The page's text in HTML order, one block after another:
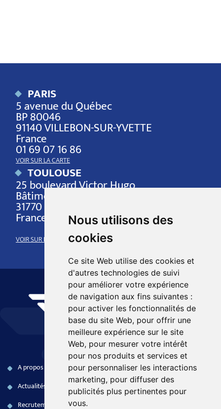
Nous utilisons des
cookies
Ce site Web utilise des cookies et
d'autres technologies de suivi
pour améliorer votre expérience
de navigation aux fins suivantes :
pour activer les fonctionnalités de
base du site Web, pour offrir une
meilleure expérience sur le site
Web, pour mesurer votre intérêt
pour nos produits et services et
pour personnaliser les interactions
marketing, pour diffuser des
publicités plus pertinentes pour
vous.
PARIS
5 avenue du Québec
BP 80046
91140 VILLEBON-SUR-YVETTE
France
01 69 07 16 86
VOIR SUR LA CARTE
TOULOUSE
25 boulevard Victor Hugo
Bâtiment Platon
31770 COLOMIERS
France
VOIR SUR LA CARTE
A propos
Actualités
Recrutement
Produits COTS
Systèmes embarqués
Electronique FPGA
Naval
Terrestre